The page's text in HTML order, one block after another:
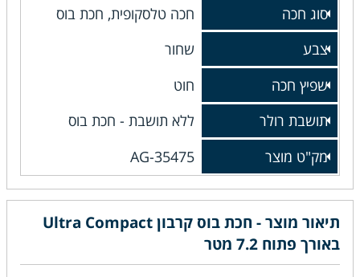
סוג חכה
חכה טלסקופית, חכת בוס
צבע
שחור
שפיץ חכה
חוט
תושבת רולר
ללא תושבת - חכת בוס
מק"ט מוצר
AG-35475
תיאור מוצר - חכת בוס קרבון Ultra Compact
באורך פתוח 7.2 מטר